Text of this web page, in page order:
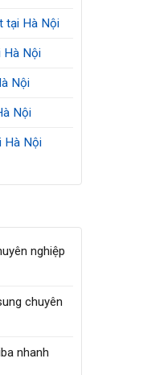
tại Hà Nội
Hà Nội
Nội
Nội
Hà Nội
nghiệp
chuyên
nhanh